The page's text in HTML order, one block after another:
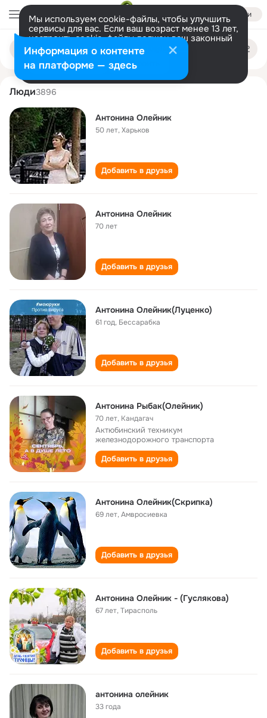
Войти
Мы используем cookie-файлы, чтобы улучшить
сервисы для вас. Если ваш возраст менее 13 лет,
настроить cookie-файлы должен ваш законный
представитель. Больше информации
Разрешить все Настроить
Поиск
людям
antonina oleynik
Люди3896
Антонина Олейник
50 лет,Харьков
Добавить в друзья
Антонина Олейник
70 лет
Добавить в друзья
Антонина Олейник(Луценко)
61 год, Бессарабка
Добавить в друзья
Антонина Рыбак(Олейник)
70 лет, Кандагач
Актюбинский техникум
железнодорожного транспорта
Добавить в друзья
Антонина Олейник(Скрипка)
69 лет,Амвросиевка
Добавить в друзья
Антонина Олейник - (Гуслякова)
67 лет,Тирасполь
Добавить в друзья
антонина олейник
33 года
Информация о контенте
на платформе — здесь